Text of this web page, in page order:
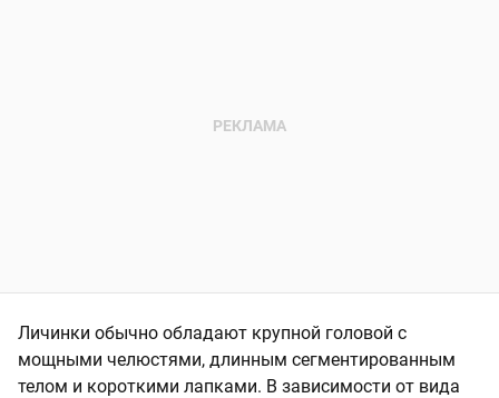
Личинки обычно обладают крупной головой с
мощными челюстями, длинным сегментированным
телом и короткими лапками. В зависимости от вида